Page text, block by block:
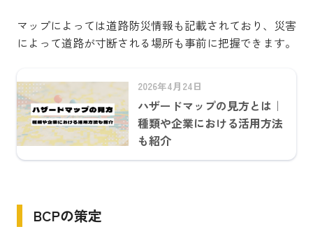
マップによっては道路防災情報も記載されており、災害
によって道路が寸断される場所も事前に把握できます。
2026年4月24日
ハザードマップの見方とは｜
種類や企業における活用方法
も紹介
BCPの策定